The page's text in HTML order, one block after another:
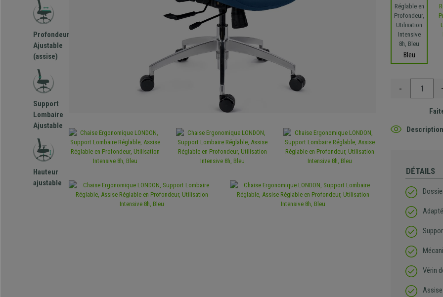
Profondeur
Ajustable
(assise)
Support
Lombaire
Ajustable
Hauteur
ajustable
Bleu
-
DÉTAILS
Vérin